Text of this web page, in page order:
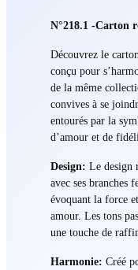
N°218.1 -Carton
Découvrez le
conçu pour
de la même
convives à se
entourés par la
d’amour et de
Design: Le design
avec ses branches
évoquant la force
amour. Les tons
une touche de
Harmonie: Créé